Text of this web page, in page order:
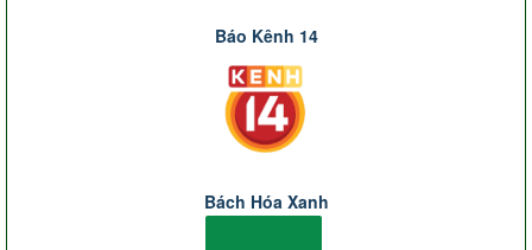
Báo Kênh 14
Bách Hóa Xanh